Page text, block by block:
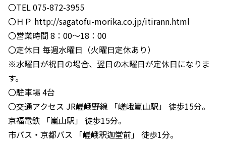
〇TEL 075-872-3955
〇ＨＰ http://sagatofu-morika.co.jp/itirann.html
〇営業時間 8：00～18：00
〇定休日 毎週水曜日（火曜日定休あり）
※水曜日が祝日の場合、翌日の木曜日が定休日になりま
す。
〇駐車場 4台
〇交通アクセス JR嵯峨野線 「嵯峨嵐山駅」 徒歩15分。
京福電鉄 「嵐山駅」 徒歩15分。
市バス・京都バス 「嵯峨釈迦堂前」 徒歩1分。